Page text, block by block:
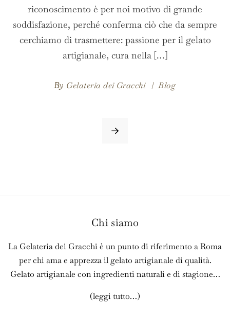
riconoscimento è per noi motivo di grande
soddisfazione, perché conferma ciò che da sempre
cerchiamo di trasmettere: passione per il gelato
artigianale, cura nella […]
By Gelateria dei Gracchi Blog
Chi siamo
La Gelateria dei Gracchi è un punto di riferimento a Roma
per chi ama e apprezza il gelato artigianale di qualità.
Gelato artigianale con ingredienti naturali e di stagione…
(leggi tutto…)